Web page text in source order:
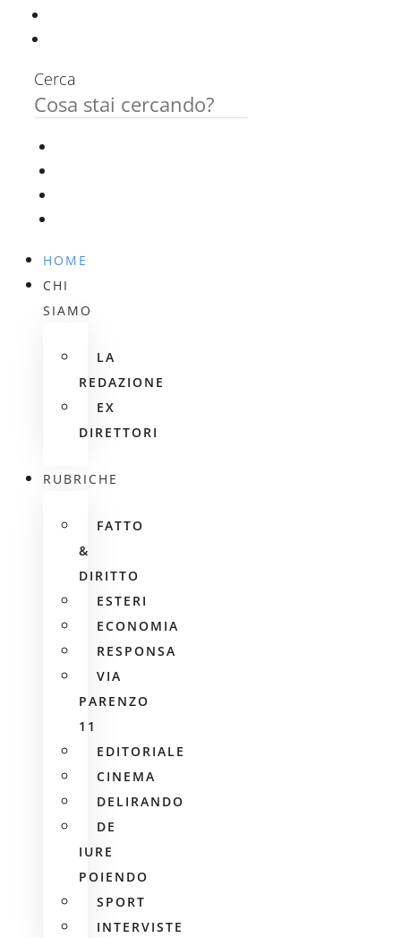
Cerca
HOME
CHI
SIAMO
LA
REDAZIONE
EX
DIRETTORI
RUBRICHE
FATTO
&
DIRITTO
ESTERI
ECONOMIA
RESPONSA
VIA
PARENZO
11
EDITORIALE
CINEMA
DELIRANDO
DE
IURE
POIENDO
SPORT
INTERVISTE